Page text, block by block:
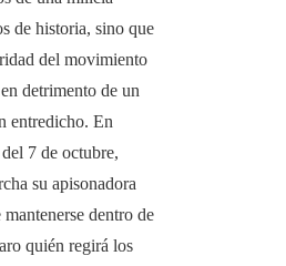
de historia, sino que
del movimiento
detrimento de un
entredicho. En
7 de octubre,
su apisonadora
dentro de
quién regirá los